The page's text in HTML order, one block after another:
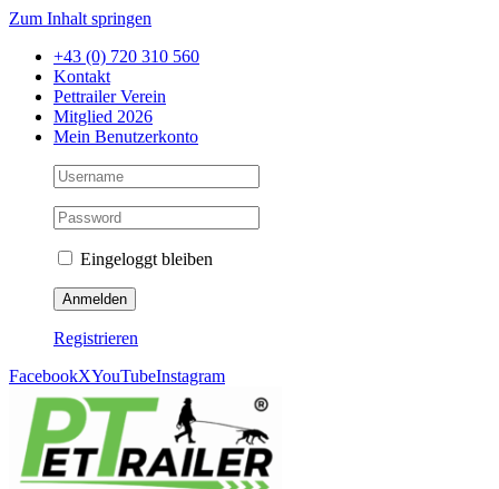
Zum Inhalt springen
+43 (0) 720 310 560
Kontakt
Pettrailer Verein
Mitglied 2026
Mein Benutzerkonto
Eingeloggt bleiben
Registrieren
FacebookXYouTubeInstagram